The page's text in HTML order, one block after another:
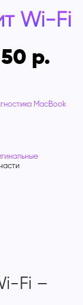
Wi-Fi
MacBook
Fi –